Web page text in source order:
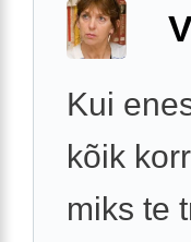
Kui
kõik
miks te